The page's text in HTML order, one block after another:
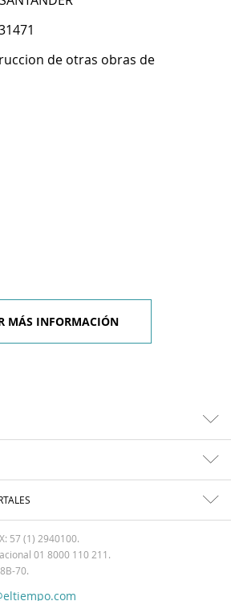
de otras obras de
MÁS INFORMACIÓN
57 (1) 2940100.
01 8000 110 211.
70.